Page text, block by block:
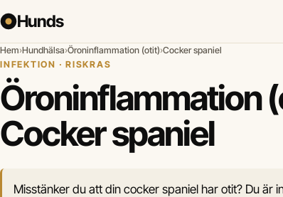
Hunds
Hem›Hundhälsa›Öroninflammation (otit)›Cocker spaniel
INFEKTION · RISKRAS
Öroninflammation
Cocker spaniel
Misstänker du att din cocker spaniel har otit? Du är